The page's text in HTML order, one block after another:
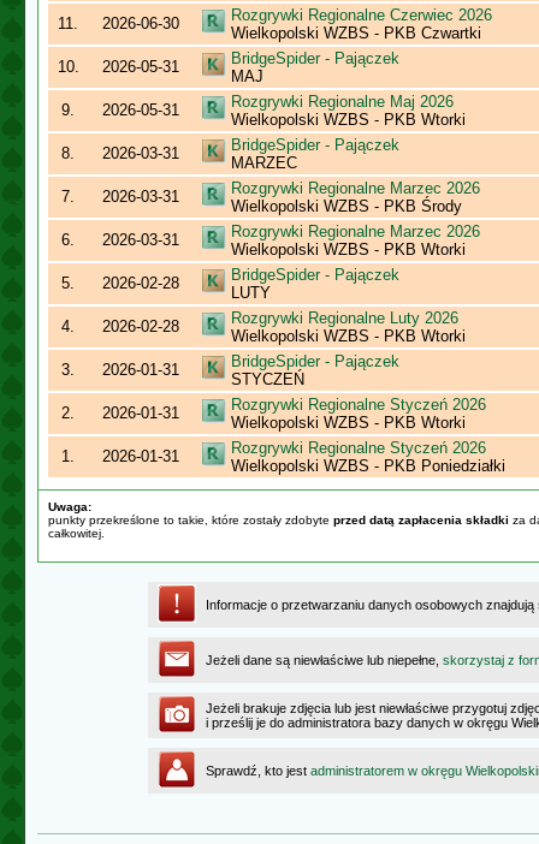
11.
2026-06-30
Rozgrywki Regionalne Czerwiec 2026
Wielkopolski WZBS - PKB Czwartki
10.
2026-05-31
BridgeSpider - Pajączek
MAJ
9.
2026-05-31
Rozgrywki Regionalne Maj 2026
Wielkopolski WZBS - PKB Wtorki
8.
2026-03-31
BridgeSpider - Pajączek
MARZEC
7.
2026-03-31
Rozgrywki Regionalne Marzec 2026
Wielkopolski WZBS - PKB Środy
6.
2026-03-31
Rozgrywki Regionalne Marzec 2026
Wielkopolski WZBS - PKB Wtorki
5.
2026-02-28
BridgeSpider - Pajączek
LUTY
4.
2026-02-28
Rozgrywki Regionalne Luty 2026
Wielkopolski WZBS - PKB Wtorki
3.
2026-01-31
BridgeSpider - Pajączek
STYCZEŃ
2.
2026-01-31
Rozgrywki Regionalne Styczeń 2026
Wielkopolski WZBS - PKB Wtorki
1.
2026-01-31
Rozgrywki Regionalne Styczeń 2026
Wielkopolski WZBS - PKB Poniedziałki
Uwaga:
punkty przekreślone to takie, które zostały zdobyte przed datą zapłacenia składki za
całkowitej.
Informacje o przetwarzaniu danych osobowych
Jeżeli dane są niewłaściwe lub niepełne, skorzystaj z
Jeżeli brakuje zdjęcia lub jest niewłaściwe przygotuj
i prześlij je do administratora bazy danych w okręgu
Sprawdź, kto jest administratorem w okręgu